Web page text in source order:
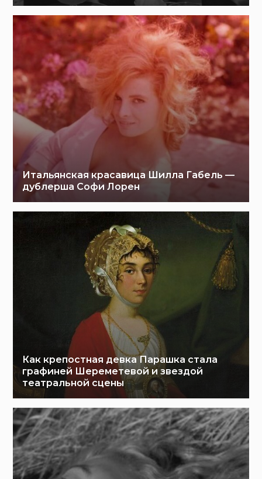
Итальянская красавица Шилла Габель —
дублерша Софи Лорен
Как крепостная девка Парашка стала
графиней Шереметевой и звездой
театральной сцены